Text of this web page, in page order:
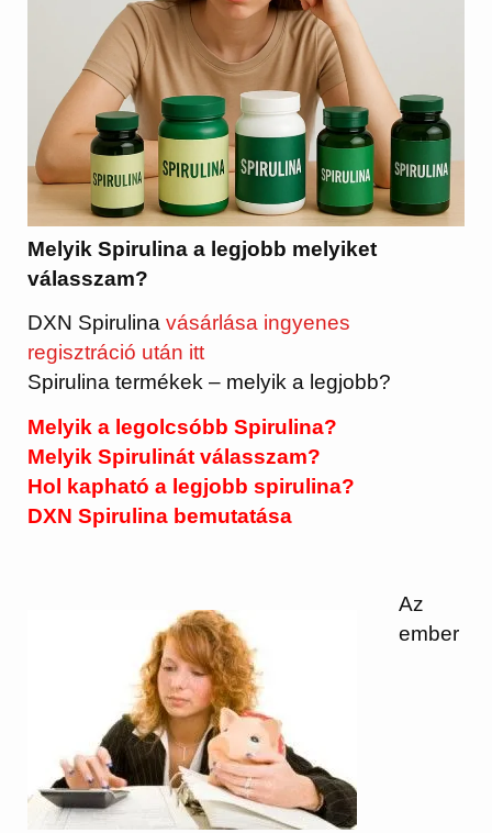
Melyik Spirulina a legjobb melyiket
válasszam?
DXN Spirulina vásárlása ingyenes
regisztráció után itt
Spirulina termékek – melyik a legjobb?
Melyik a legolcsóbb Spirulina?
Melyik Spirulinát válasszam?
Hol kapható a legjobb spirulina?
DXN Spirulina bemutatása
Az
ember